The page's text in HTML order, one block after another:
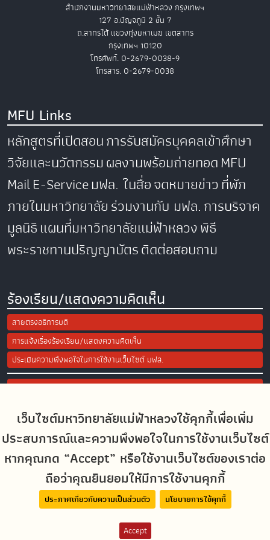
เว็บไซต์มหาวิทยาลัยแม่ฟ้าหลวงใช้คุกกี้เพื่อเพิ่ม
ประสบการณ์และความพึงพอใจในการใช้งานเว็บไซต์
หากคุณกด “Accept” หรือใช้งานเว็บไซต์ของเราต่อ
ถือว่าคุณยินยอมให้มีการใช้งานคุกกี้
ประกาศเกี่ยวกับความเป็นส่วนตัว นโยบายการใช้คุกกี้
Accept
สำนักงานมหาวิทยาลัยแม่ฟ้าหลวง กรุงเทพฯ
127 อ.ปัญจภูมิ 2 ชั้น 7
ถ.สาทรใต้ แขวงทุ่งมหาเมฆ เขตสาทร
กรุงเทพฯ 10120
โทรศัพท์. 0-2679-0038-9
โทรสาร. 0-2679-0038
MFU Links
หลักสูตรที่เปิดสอนการรับสมัครบุคคลเข้าศึกษา
วิจัยและนวัตกรรมผลงานพร้อมถ่ายทอดMFU
MailE-Serviceมฟล. ในสื่อจดหมายข่าวที่พัก
ภายในมหาวิทยาลัยร่วมงานกับ มฟล.การบริจาค
มูลนิธิแผนที่มหาวิทยาลัยแม่ฟ้าหลวงพิธี
พระราชทานปริญญาบัตรติดต่อสอบถาม
ร้องเรียน/แสดงความคิดเห็น
สายตรงอธิการบดี
การแจ้งเรื่องร้องเรียน/แสดงความคิดเห็น
ประเมินความพึงพอใจในการใช้งานเว็บไซต์ มฟล.
Site Map
Social Media
MFUconnect